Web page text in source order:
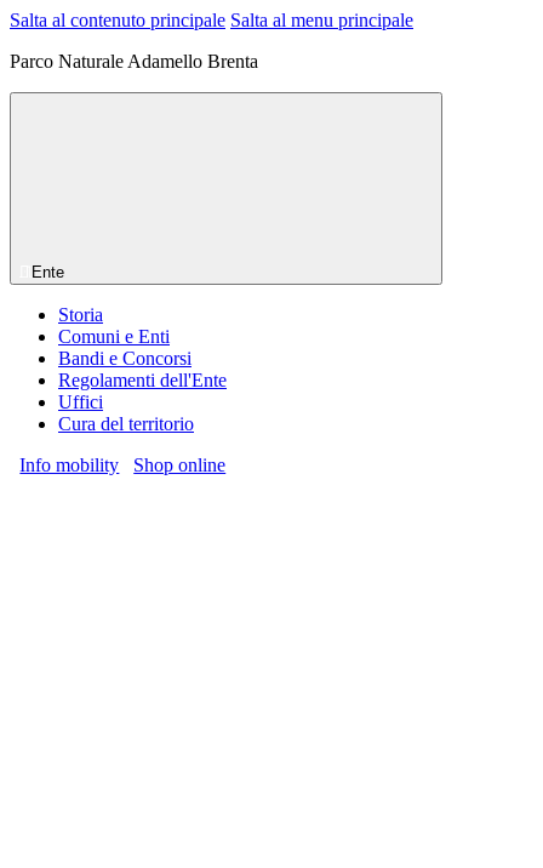
Salta al contenuto principale Salta al menu principale
Parco Naturale Adamello Brenta
Ente
Storia
Comuni e Enti
Bandi e Concorsi
Regolamenti dell'Ente
Uffici
Cura del territorio
Info mobility
Shop online